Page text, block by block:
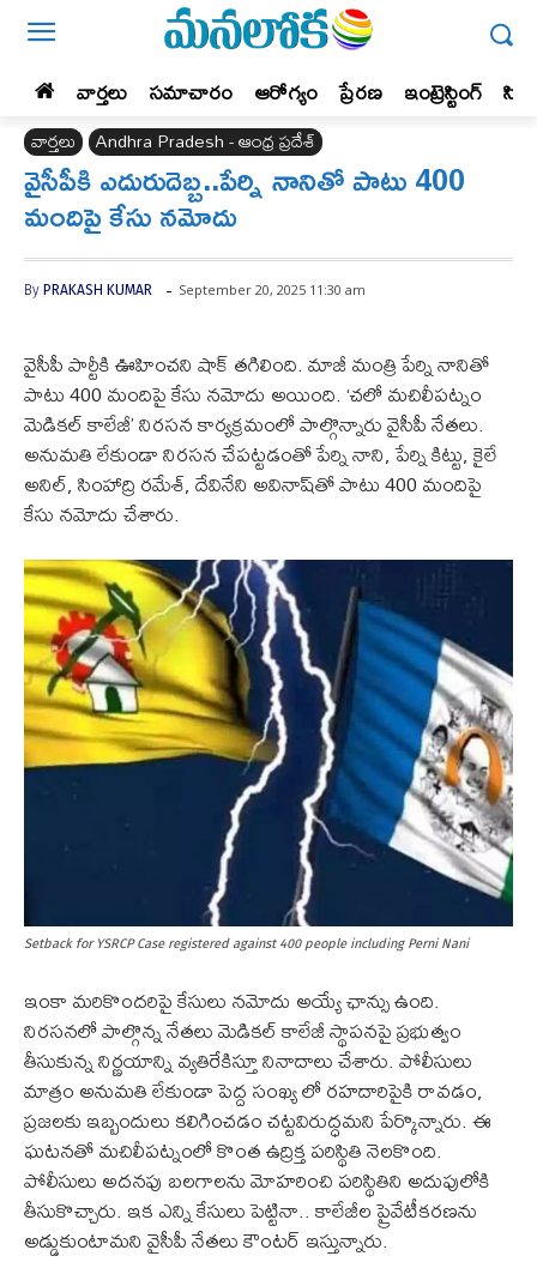
వార్తలు సమాచారం ఆరోగ్యం ప్రేర‌ణ‌ ఇంట్రెస్టింగ్‌
వార్తలు Andhra Pradesh - ఆంధ్ర ప్రదేశ్‌
వైసీపీకి ఎదురుదెబ్బ‌..పేర్ని నానితో పాటు 400
మందిపై కేసు నమోదు
By PRAKASH KUMAR - September 20, 2025 11:30 am
వైసీపీ పార్టీకి ఊహించ‌ని షాక్ త‌గిలింది. మాజీ మంత్రి పేర్ని నానితో
పాటు 400 మందిపై కేసు నమోదు అయింది. ‘చలో మచిలీపట్నం
మెడికల్ కాలేజీ’ నిరసన కార్యక్రమంలో పాల్గొన్నారు వైసీపీ నేతలు.
అనుమతి లేకుండా నిరసన చేపట్టడంతో పేర్ని నాని, పేర్ని కిట్టు, కైలే
అనిల్, సింహాద్రి రమేశ్, దేవినేని అవినాష్‌తో పాటు 400 మందిపై
కేసు నమోదు చేశారు.
Setback for YSRCP Case registered against 400 people including Perni Nani
ఇంకా మ‌రికొంద‌రిపై కేసులు న‌మోదు అయ్యే ఛాన్సు ఉంది.
నిరసనలో పాల్గొన్న నేతలు మెడికల్ కాలేజీ స్థాపనపై ప్రభుత్వం
తీసుకున్న నిర్ణయాన్ని వ్యతిరేకిస్తూ నినాదాలు చేశారు. పోలీసులు
మాత్రం అనుమతి లేకుండా పెద్ద సంఖ్య లో రహదారిపైకి రావడం,
ప్రజలకు ఇబ్బందులు కలిగించడం చట్టవిరుద్ధమని పేర్కొన్నారు. ఈ
ఘటనతో మచిలీపట్నంలో కొంత ఉద్రిక్త పరిస్థితి నెలకొంది.
పోలీసులు అదనపు బలగాలను మోహరించి పరిస్థితిని అదుపులోకి
తీసుకొచ్చారు. ఇక ఎన్ని కేసులు పెట్టినా.. కాలేజీల ప్రైవేటీక‌ర‌ణ‌ను
అడ్డుకుంటామ‌ని వైసీపీ నేత‌లు కౌంట‌ర్ ఇస్తున్నారు.